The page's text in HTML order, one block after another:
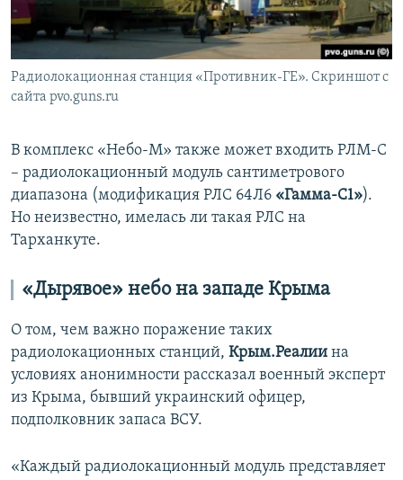
Радиолокационная станция «Противник-ГЕ». Скриншот с
сайта pvo.guns.ru
В комплекс «Небо-М» также может входить РЛМ-С
– радиолокационный модуль сантиметрового
диапазона (модификация РЛС 64Л6 «Гамма-С1»).
Но неизвестно, имелась ли такая РЛС на
Тарханкуте.
«Дырявое» небо на западе Крыма
О том, чем важно поражение таких
радиолокационных станций, Крым.Реалии на
условиях анонимности рассказал военный эксперт
из Крыма, бывший украинский офицер,
подполковник запаса ВСУ.
«Каждый радиолокационный модуль представляет